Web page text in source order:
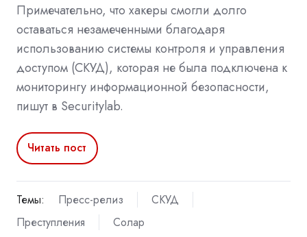
Примечательно, что хакеры смогли долго
оставаться незамеченными благодаря
использованию системы контроля и управления
доступом (СКУД), которая не была подключена к
мониторингу информационной безопасности,
пишут в Securitylab.
Читать пост
Темы: Пресс-релиз
СКУД
Преступления
Солар